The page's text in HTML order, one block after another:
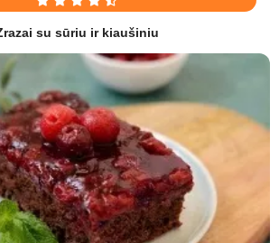
su sūriu ir kiaušiniu